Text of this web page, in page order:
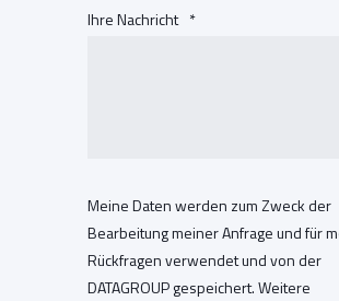
Ihre Nachricht *
Meine Daten werden zum Zweck der
Bearbeitung meiner Anfrage und für
Rückfragen verwendet und von der
DATAGROUP gespeichert. Weitere